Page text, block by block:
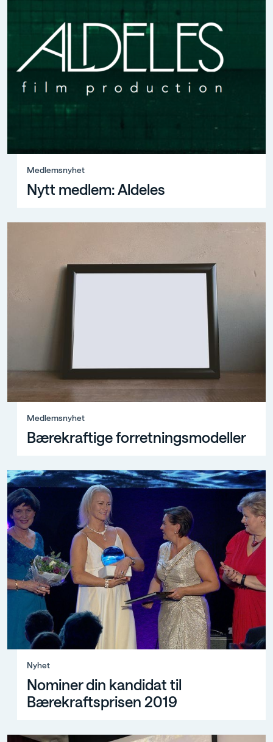
Medlemsnyhet
Nytt medlem: Aldeles
Medlemsnyhet
Bærekraftige forretningsmodeller
Nyhet
Nominer din kandidat til
Bærekraftsprisen 2019